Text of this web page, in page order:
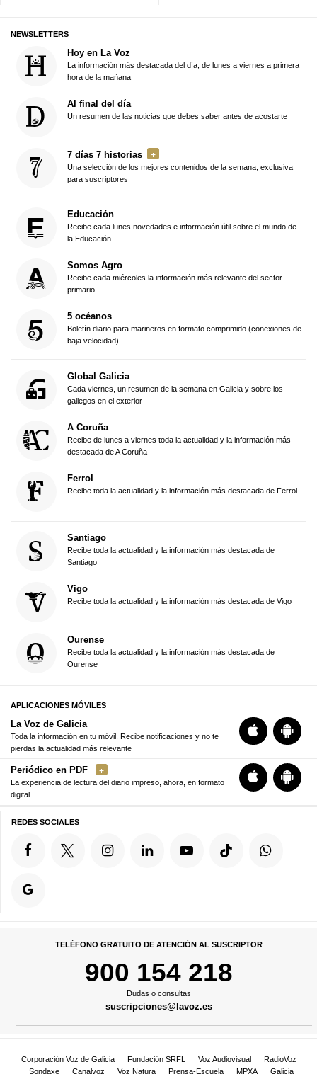
NEWSLETTERS
Hoy en La Voz
La información más destacada del día, de lunes a viernes a primera
hora de la mañana
Al final del día
Un resumen de las noticias que debes saber antes de acostarte
7 días 7 historias
Una selección de los mejores contenidos de la semana, exclusiva
para suscriptores
Educación
Recibe cada lunes novedades e información útil sobre el mundo de
la Educación
Somos Agro
Recibe cada miércoles la información más relevante del sector
primario
5 océanos
Boletín diario para marineros en formato comprimido (conexiones de
baja velocidad)
Global Galicia
Cada viernes, un resumen de la semana en Galicia y sobre los
gallegos en el exterior
A Coruña
Recibe de lunes a viernes toda la actualidad y la información más
destacada de A Coruña
Ferrol
Recibe toda la actualidad y la información más destacada de Ferrol
Santiago
Recibe toda la actualidad y la información más destacada de
Santiago
Vigo
Recibe toda la actualidad y la información más destacada de Vigo
Ourense
Recibe toda la actualidad y la información más destacada de
Ourense
APLICACIONES MÓVILES
La Voz de Galicia
Toda la información en tu móvil. Recibe notificaciones y no te
pierdas la actualidad más relevante
Periódico en PDF
La experiencia de lectura del diario impreso, ahora, en formato
digital
REDES SOCIALES
TELÉFONO GRATUITO DE ATENCIÓN AL SUSCRIPTOR
900 154 218
Dudas o consultas
suscripciones@lavoz.es
Corporación Voz de Galicia Fundación SRFL Voz Audiovisual
RadioVoz
Sondaxe
Canalvoz Voz Natura Prensa-Escuela MPXA
Galicia